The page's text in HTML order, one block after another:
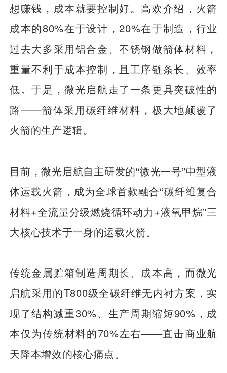
想赚钱，成本就要控制好。高欢介绍，火箭
成本的80%在于设计 ，20%在于制造，行业
过去大多采用铝合金、不锈钢做箭体材料，
重量不利于成本控制，且工序链条长、效率
低。于是，微光启航走了一条更具突破性的
路——箭体采用碳纤维材料，极大地颠覆了
火箭的生产逻辑。
目前，微光启航自主研发的“微光一号”中型液
体运载火箭，成为全球首款融合“碳纤维复合
材料+全流量分级燃烧循环动力+液氧甲烷”三
大核心技术于一身的运载火箭。
传统金属贮箱制造周期长、成本高，而微光
启航采用的T800级全碳纤维无内衬方案，实
现了结构减重30%、生产周期缩短90%，成
本仅为传统材料的70%左右——直击商业航
天降本增效的核心痛点。